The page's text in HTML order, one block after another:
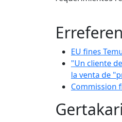
EU fines
"Un cliente
la venta de
Commission